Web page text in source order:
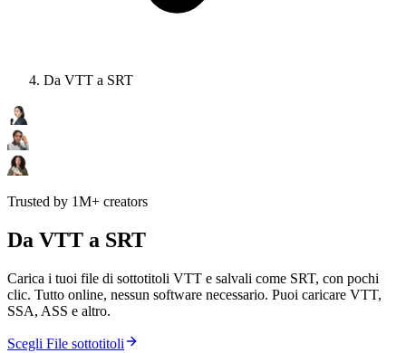
Da VTT a SRT
Trusted by 1M+ creators
Da VTT a SRT
Carica i tuoi file di sottotitoli VTT e salvali come SRT, con pochi
clic. Tutto online, nessun software necessario. Puoi caricare VTT,
SSA, ASS e altro.
Scegli File sottotitoli